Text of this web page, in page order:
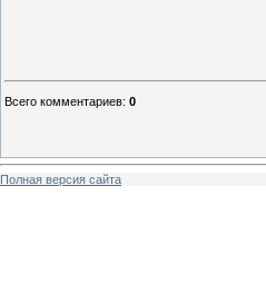
Всего комментариев: 0
Полная версия сайта